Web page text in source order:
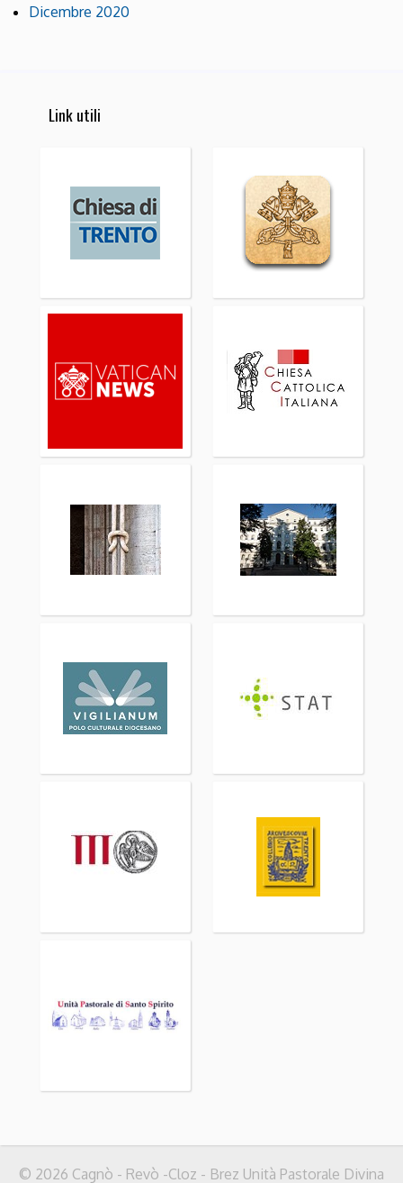
Dicembre 2020
Link utili
© 2026 Cagnò - Revò -Cloz - Brez Unità Pastorale Divina